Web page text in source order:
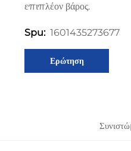
επιπλέον βάρος.
Spu: 1601435273677
Ερώτηση